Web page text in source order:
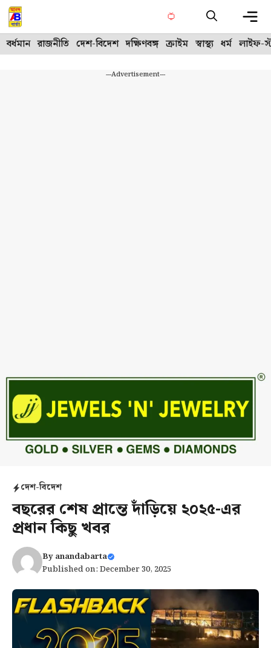
Skip
to
content
বর্ধমান রাজনীতি দেশ-বিদেশ দক্ষিণবঙ্গ ক্রাইম স্বাস্থ্য ধর্ম লাইফ-
---Advertisement---
দেশ-বিদেশ
বছরের শেষ প্রান্তে দাঁড়িয়ে ২০২৫-এর
প্রধান কিছু খবর
Byanandabarta
Published on: December 30, 2025